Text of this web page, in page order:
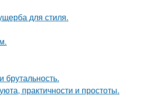
для стиля.
брутальность.
практичности и простоты.